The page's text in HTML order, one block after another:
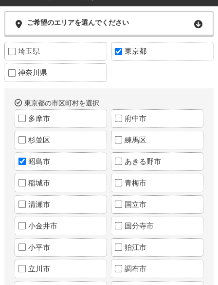
ご希望のエリアを選んでください
埼玉県 東京都
神奈川県
東京都の市区町村を選択
多摩市 府中市
杉並区 練馬区
昭島市 あきる野市
稲城市 青梅市
清瀬市 国立市
小金井市 国分寺市
小平市 狛江市
立川市 調布市